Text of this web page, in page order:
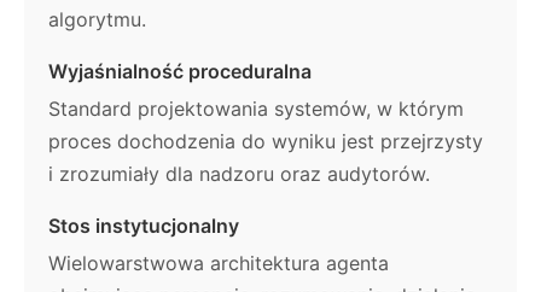
algorytmu.
Wyjaśnialność proceduralna
Standard projektowania systemów, w którym
proces dochodzenia do wyniku jest przejrzysty
i zrozumiały dla nadzoru oraz audytorów.
Stos instytucjonalny
Wielowarstwowa architektura agenta